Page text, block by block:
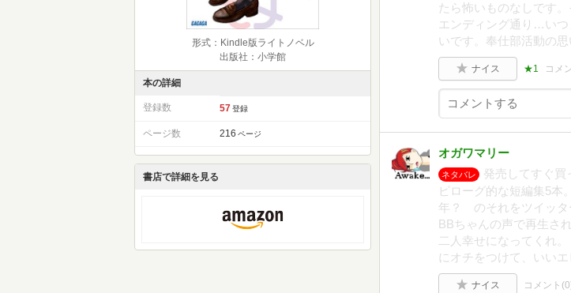
形式：Kindle版ライトノベル
出版社：小学館
本の詳細
登録数 57 登録
ページ数 216 ページ
書店で詳細を見る
たら怖いものなしです
エンディング通り…いつ
いです。奉仕部活動の
ナイス ★1 コメ
オガワマリー
ネタバレ
発売してすぐ買
ピローグ的な短編集5本
年？ のそれをツイッタ
BBちゃんの声で再生さ
二人幸せになってくれ
にオチをつけて、いいエ
ナイス コメント(0